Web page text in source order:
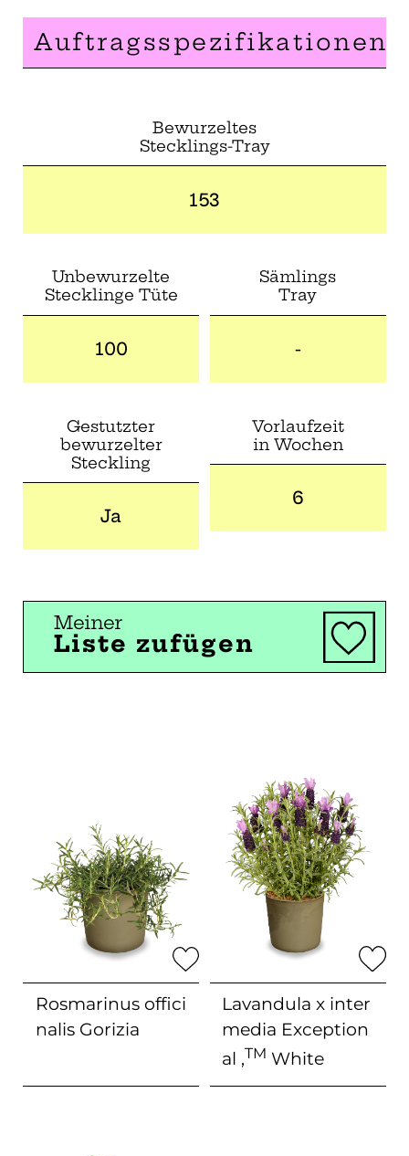
Auftragsspezifikationen
Bewurzeltes
Stecklings-Tray
153
Unbewurzelte
Stecklinge Tüte
100
Sämlings
Tray
-
Gestutzter
bewurzelter
Steckling
Ja
Vorlaufzeit
in Wochen
6
Meiner
Liste zufügen
Rosmarinus offici
nalisGorizia
Lavandula x inter
media Exception
al ‚TM White